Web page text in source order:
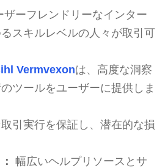
ザーフレンドリーなインター
スキルレベルの人々が取引可
Vermvexonは、高度な洞察
ツールをユーザーに提供しま
引実行を保証し、潜在的な損
幅広いヘルプリソースとサ